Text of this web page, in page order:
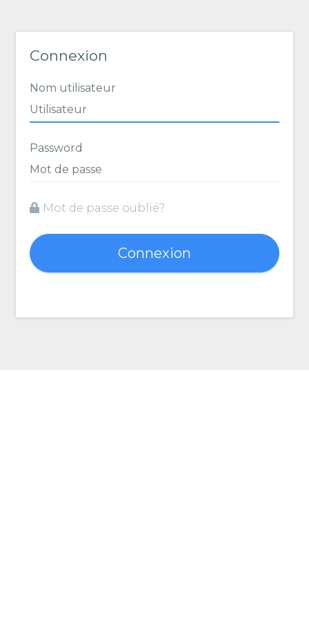
Connexion
Nom utilisateur
Password
Mot de passe oublié?
Connexion